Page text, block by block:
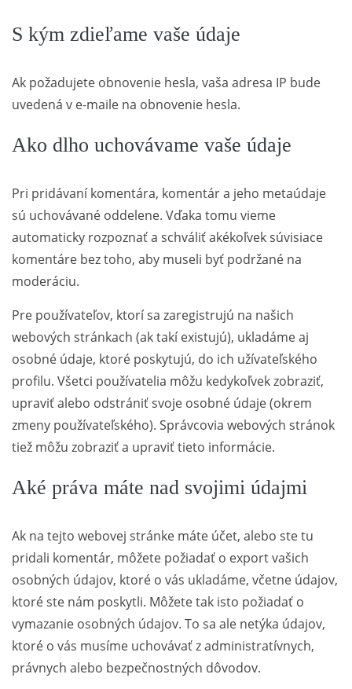
S kým zdieľame vaše údaje
Ak požadujete obnovenie hesla, vaša adresa IP bude
uvedená v e-maile na obnovenie hesla.
Ako dlho uchovávame vaše údaje
Pri pridávaní komentára, komentár a jeho metaúdaje
sú uchovávané oddelene. Vďaka tomu vieme
automaticky rozpoznať a schváliť akékoľvek súvisiace
komentáre bez toho, aby museli byť podržané na
moderáciu.
Pre používateľov, ktorí sa zaregistrujú na našich
webových stránkach (ak takí existujú), ukladáme aj
osobné údaje, ktoré poskytujú, do ich užívateľského
profilu. Všetci používatelia môžu kedykoľvek zobraziť,
upraviť alebo odstrániť svoje osobné údaje (okrem
zmeny používateľského). Správcovia webových stránok
tiež môžu zobraziť a upraviť tieto informácie.
Aké práva máte nad svojimi údajmi
Ak na tejto webovej stránke máte účet, alebo ste tu
pridali komentár, môžete požiadať o export vašich
osobných údajov, ktoré o vás ukladáme, včetne údajov,
ktoré ste nám poskytli. Môžete tak isto požiadať o
vymazanie osobných údajov. To sa ale netýka údajov,
ktoré o vás musíme uchovávať z administratívnych,
právnych alebo bezpečnostných dôvodov.